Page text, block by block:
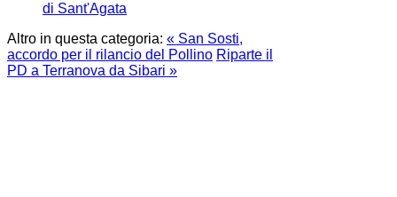
di Sant'Agata
Altro in questa categoria: « San Sosti,
accordo per il rilancio del Pollino Riparte il
PD a Terranova da Sibari »